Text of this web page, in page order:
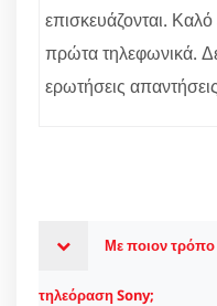
επισκευάζονται.
πρώτα τηλεφωνικά.
ερωτήσεις
Με ποιον τρόπο
τηλεόραση Sony;